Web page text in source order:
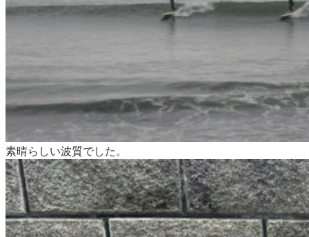
素晴らしい波質でした。